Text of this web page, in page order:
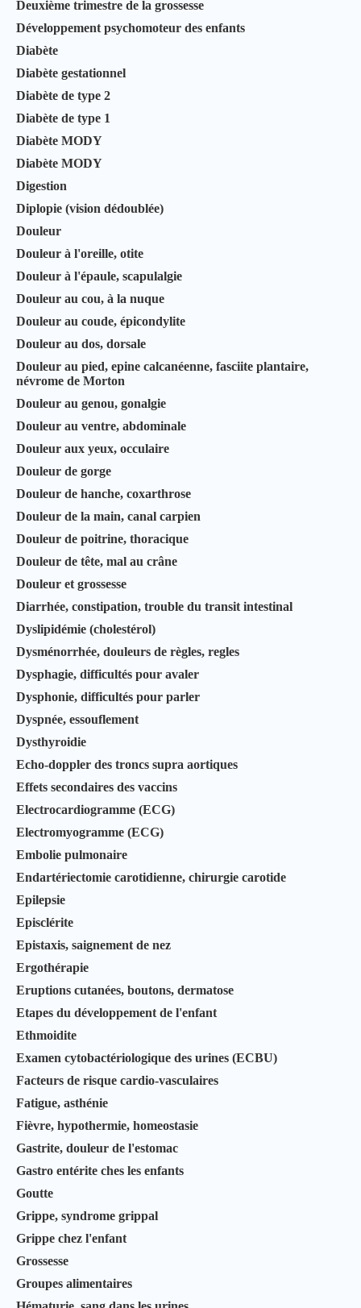
Deuxième trimestre de la grossesse
Développement psychomoteur des enfants
Diabète
Diabète gestationnel
Diabète de type 2
Diabète de type 1
Diabète MODY
Diabète MODY
Digestion
Diplopie (vision dédoublée)
Douleur
Douleur à l'oreille, otite
Douleur à l'épaule, scapulalgie
Douleur au cou, à la nuque
Douleur au coude, épicondylite
Douleur au dos, dorsale
Douleur au pied, epine calcanéenne, fasciite plantaire,
névrome de Morton
Douleur au genou, gonalgie
Douleur au ventre, abdominale
Douleur aux yeux, occulaire
Douleur de gorge
Douleur de hanche, coxarthrose
Douleur de la main, canal carpien
Douleur de poitrine, thoracique
Douleur de tête, mal au crâne
Douleur et grossesse
Diarrhée, constipation, trouble du transit intestinal
Dyslipidémie (cholestérol)
Dysménorrhée, douleurs de règles, regles
Dysphagie, difficultés pour avaler
Dysphonie, difficultés pour parler
Dyspnée, essouflement
Dysthyroidie
Echo-doppler des troncs supra aortiques
Effets secondaires des vaccins
Electrocardiogramme (ECG)
Electromyogramme (ECG)
Embolie pulmonaire
Endartériectomie carotidienne, chirurgie carotide
Epilepsie
Episclérite
Epistaxis, saignement de nez
Ergothérapie
Eruptions cutanées, boutons, dermatose
Etapes du développement de l'enfant
Ethmoidite
Examen cytobactériologique des urines (ECBU)
Facteurs de risque cardio-vasculaires
Fatigue, asthénie
Fièvre, hypothermie, homeostasie
Gastrite, douleur de l'estomac
Gastro entérite ches les enfants
Goutte
Grippe, syndrome grippal
Grippe chez l'enfant
Grossesse
Groupes alimentaires